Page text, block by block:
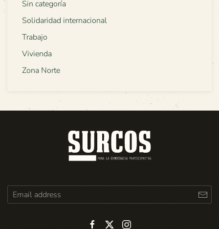
Sin categoría
Solidaridad internacional
Trabajo
Vivienda
Zona Norte